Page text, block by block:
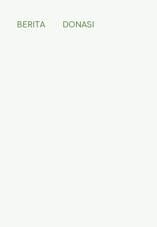
BERITA DONASI